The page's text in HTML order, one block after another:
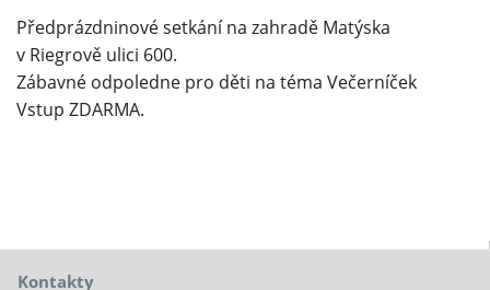
Předprázdninové setkání na zahradě Matýska
v Riegrově ulici 600.
Zábavné odpoledne pro děti na téma Večerníček
Vstup ZDARMA.
Kontakty